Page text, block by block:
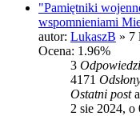
"Pamiętniki
wspomnieniami
autor: LukaszB » 7
Ocena: 1.96%
3 Odpowiedzi
4171
Ostatni post
2 sie 2024, o